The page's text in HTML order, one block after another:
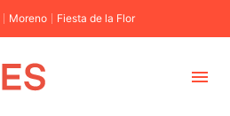
Moreno Fiesta de la Flor